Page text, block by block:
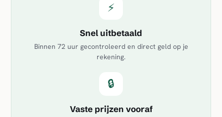
⚡
Snel uitbetaald
Binnen 72 uur gecontroleerd en direct geld op je
rekening.
🔒
Vaste prijzen vooraf